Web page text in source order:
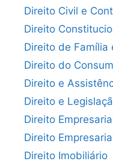
Direito Civil e
Direito
Direito de Família
Direito do
Direito e
Direito e
Direito
Direito
Direito Imobiliário